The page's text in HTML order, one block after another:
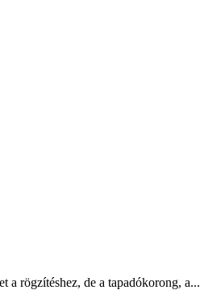
a rögzítéshez, de a tapadókorong, a...